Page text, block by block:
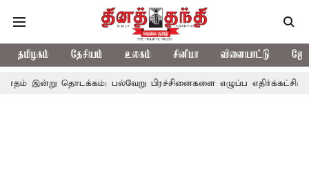
தமிழகம் தேசியம் உலகம் சினிமா விளையாட்டு
பல்வேறு பிரச்சினைகளை எழுப்ப எதிர்க்கட்சிகள் திட்டம்